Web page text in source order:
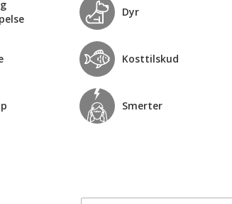
Dyr
Kosttilskud
Smerter